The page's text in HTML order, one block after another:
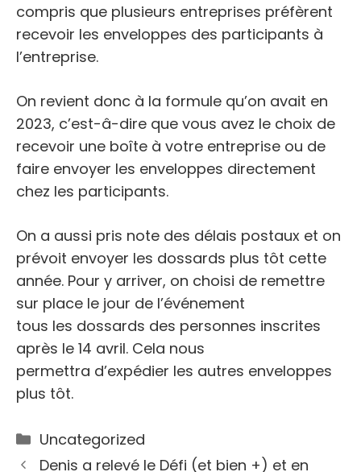
compris que plusieurs entreprises préfèrent
recevoir les enveloppes des participants à
l’entreprise.
On revient donc à la formule qu’on avait en
2023, c’est-â-dire que vous avez le choix de
recevoir une boîte à votre entreprise ou de
faire envoyer les enveloppes directement
chez les participants.
On a aussi pris note des délais postaux et on
prévoit envoyer les dossards plus tôt cette
année. Pour y arriver, on choisi de remettre
sur place le jour de l’événement
tous les dossards des personnes inscrites
après le 14 avril. Cela nous
permettra d’expédier les autres enveloppes
plus tôt.
Catégories
Uncategorized
Denis a relevé le Défi (et bien +) et en